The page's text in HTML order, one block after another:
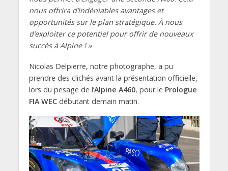
nous offrira d’indéniables avantages et
opportunités sur le plan stratégique. À nous
d’exploiter ce potentiel pour offrir de nouveaux
succès à Alpine ! »
Nicolas Delpierre, notre photographe, a pu
prendre des clichés avant la présentation officielle,
lors du pesage de l’Alpine A460, pour le Prologue
FIA WECdébutant demain matin.